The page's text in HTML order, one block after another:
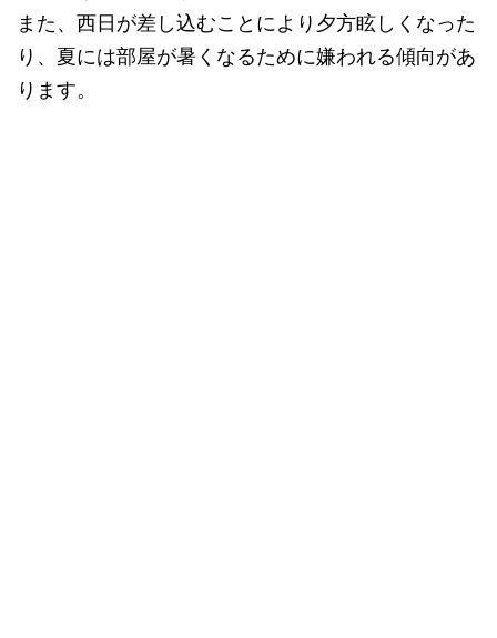
また、西日が差し込むことにより夕方眩しくなった
り、夏には部屋が暑くなるために嫌われる傾向があ
ります。